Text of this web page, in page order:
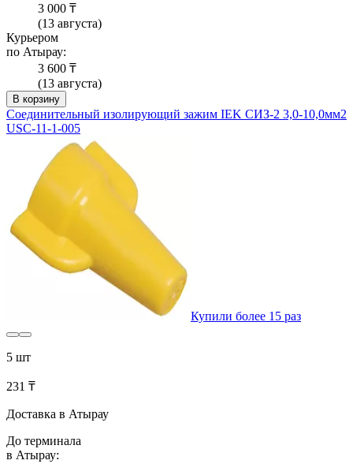
3 000 ₸
(13 августа)
Курьером
по Атырау:
3 600 ₸
(13 августа)
В корзину
Соединительный изолирующий зажим IEK СИЗ-2 3,0-10,0мм2
USC-11-1-005
Купили более 15 раз
5 шт
231 ₸
Доставка в Атырау
До терминала
в Атырау: